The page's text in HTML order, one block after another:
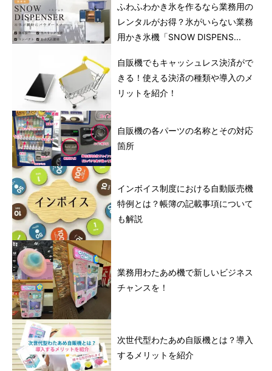
ふわふわかき氷を作るなら業務用の
レンタルがお得？氷がいらない業務
用かき氷機「SNOW DISPENS...
自販機でもキャッシュレス決済がで
きる！使える決済の種類や導入のメ
リットを紹介！
自販機の各パーツの名称とその対応
箇所
インボイス制度における自動販売機
特例とは？帳簿の記載事項について
も解説
業務用わたあめ機で新しいビジネス
チャンスを！
次世代型わたあめ自販機とは？導入
するメリットを紹介